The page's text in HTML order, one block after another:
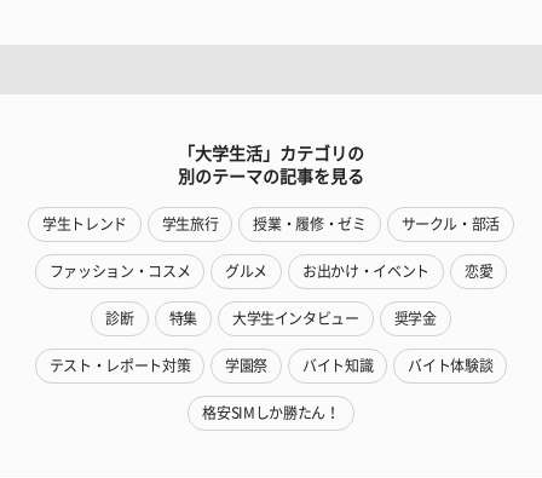
「大学生活」カテゴリの
別のテーマの記事を見る
学生トレンド 学生旅行 授業・履修・ゼミ サークル・部活
ファッション・コスメ グルメ お出かけ・イベント 恋愛
診断 特集 大学生インタビュー 奨学金
テスト・レポート対策 学園祭 バイト知識 バイト体験談
格安SIMしか勝たん！